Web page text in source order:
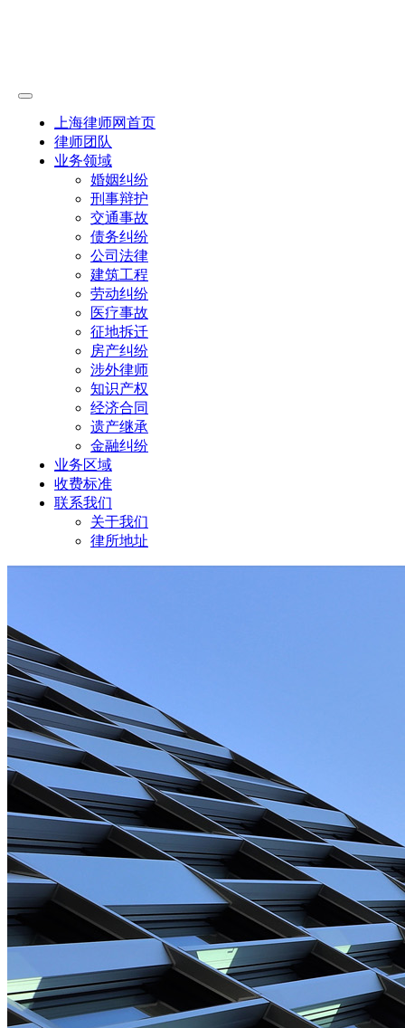
上海律师网首页
律师团队
业务领域
婚姻纠纷
刑事辩护
交通事故
债务纠纷
公司法律
建筑工程
劳动纠纷
医疗事故
征地拆迁
房产纠纷
涉外律师
知识产权
经济合同
遗产继承
金融纠纷
业务区域
收费标准
联系我们
关于我们
律所地址